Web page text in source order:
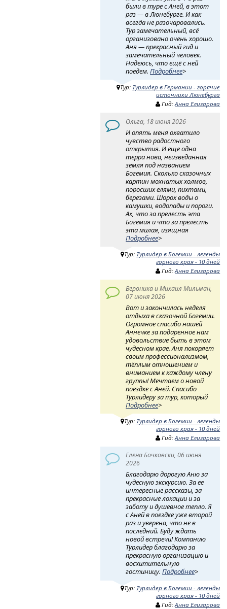
были в туре с Аней, в этот
раз — в Люнебурге. И как
всегда не разочаровались.
Тур замечательный, всё
организовано очень хорошо.
Аня — прекрасный гид и
замечательный человек.
Надеюсь, что ещё с ней
поедем.Подробнее>
Тур: Турлидер в Германии - горячие
источники Люнебурга
Гид:Анна Елизарова
Ольга, 18 июня 2026
И опять меня охватило
чувство радостного
открытия. И еще одна
терра нова, неизведанная
земля под названием
Богемия. Сколько сказочных
картин мохнатых холмов,
поросших елями, пихтами,
березами. Шорох воды о
камушки, водопады и пороги.
Ах, что за прелесть эта
Богемия и что за прелесть
эта милая, изящная
Подробнее>
Тур: Турлидер в Богемии - легенды
горного края - 10 дней
Гид:Анна Елизарова
Вероника и Михаил Мильман,
07 июня 2026
Вот и закончилась неделя
отдыха в сказочной Богемии.
Огромное спасибо нашей
Аннечке за подаренное нам
удовольствие быть в этом
чудесном крае. Аня покоряет
своим профессионализмом,
тёплым отношением и
вниманием к каждому члену
группы! Мечтаем о новой
поездке с Аней. Спасибо
Турлидеру за тур, который
Подробнее>
Тур: Турлидер в Богемии - легенды
горного края - 10 дней
Гид:Анна Елизарова
Елена Бочковски, 06 июня
2026
Благодарю дорогую Аню за
чудесную экскурсию. За ее
интересные рассказы, за
прекрасные локации и за
заботу и душевное тепло. Я
с Аней в поездке уже второй
раз и уверена, что не в
последний. Буду ждать
новой встречи! Компанию
Турлидер благодарю за
прекрасную организацию и
восхитительную
гостиницу.Подробнее>
Тур: Турлидер в Богемии - легенды
горного края - 10 дней
Гид:Анна Елизарова